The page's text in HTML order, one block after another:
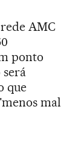
AMC
ponto
que
mal